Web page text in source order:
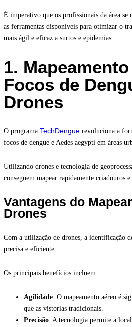
É imperativo que os profissionais da área se
as ferramentas disponíveis para otimizar o
mais ágil e eficaz a surtos e epidemias.
1.
Focos de
Drones
O programa TechDengue revoluciona a
focos de dengue e Aedes aegypti em áreas
Utilizando drones e tecnologia de
conseguem mapear rapidamente criadouros
Vantagens do
Drones
Com a utilização de drones, a identificação
precisa e eficiente.
Os principais benefícios incluem:.
Agilidade: O mapeamento aéreo é
que as vistorias tradicionais.
Precisão: A tecnologia permite a